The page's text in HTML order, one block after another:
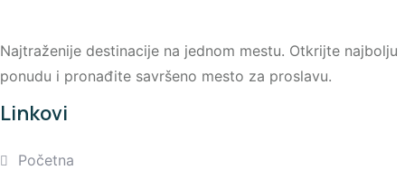
Najtraženije destinacije na jednom mestu. Otkrijte najbolju
ponudu i pronađite savršeno mesto za proslavu.
Linkovi
Početna